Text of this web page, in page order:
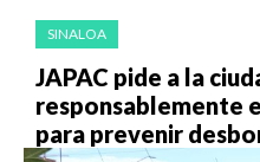
SINALOA
JAPAC pide a la
responsablemente
para prevenir